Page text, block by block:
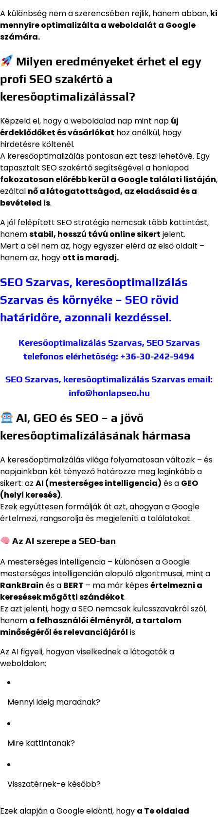
A különbség nem a szerencsében rejlik, hanem abban, ki
mennyire optimalizálta a weboldalát a Google
számára.
Milyen eredményeket érhet el egy
profi SEO szakértő a
keresőoptimalizálással?
Képzeld el, hogy a weboldalad nap mint nap új
érdeklődőket és vásárlókat hoz anélkül, hogy
hirdetésre költenél.
A keresőoptimalizálás pontosan ezt teszi lehetővé. Egy
tapasztalt SEO szakértő segítségével a honlapod
fokozatosan előrébb kerül a Google találati listáján,
ezáltal nő a látogatottságod, az eladásaid és a
bevételed is.
A jól felépített SEO stratégia nemcsak több kattintást,
hanemstabil, hosszú távú online sikert jelent.
Mert a cél nem az, hogy egyszer elérd az első oldalt –
hanem az, hogy ott is maradj.
SEO Szarvas, keresőoptimalizálás
Szarvas és környéke – SEO rövid
határidőre, azonnali kezdéssel.
Keresőoptimalizálás Szarvas, SEO Szarvas
telefonos elérhetőség: +36-30-242-9494
SEO Szarvas, keresőoptimalizálás Szarvas email:
info@honlapseo.hu
AI, GEO és SEO – a jövő
keresőoptimalizálásának hármasa
A keresőoptimalizálás világa folyamatosan változik – és
napjainkban két tényező határozza meg leginkább a
sikert: az AI (mesterséges intelligencia) és a GEO
(helyi keresés).
Ezek együttesen formálják át azt, ahogyan a Google
értelmezi, rangsorolja és megjeleníti a találatokat.
Az AI szerepe a SEO-ban
A mesterséges intelligencia – különösen a Google
mesterséges intelligencián alapuló algoritmusai, mint a
RankBrain és a BERT – ma már képesértelmezni a
keresések mögötti szándékot.
Ez azt jelenti, hogy a SEO nemcsak kulcsszavakról szól,
hanem a felhasználói élményről, a tartalom
minőségéről és relevanciájáról is.
Az AI figyeli, hogyan viselkednek a látogatók a
weboldalon:
Mennyi ideig maradnak?
Mire kattintanak?
Visszatérnek-e később?
Ezek alapján a Google eldönti, hogy a Te oldalad